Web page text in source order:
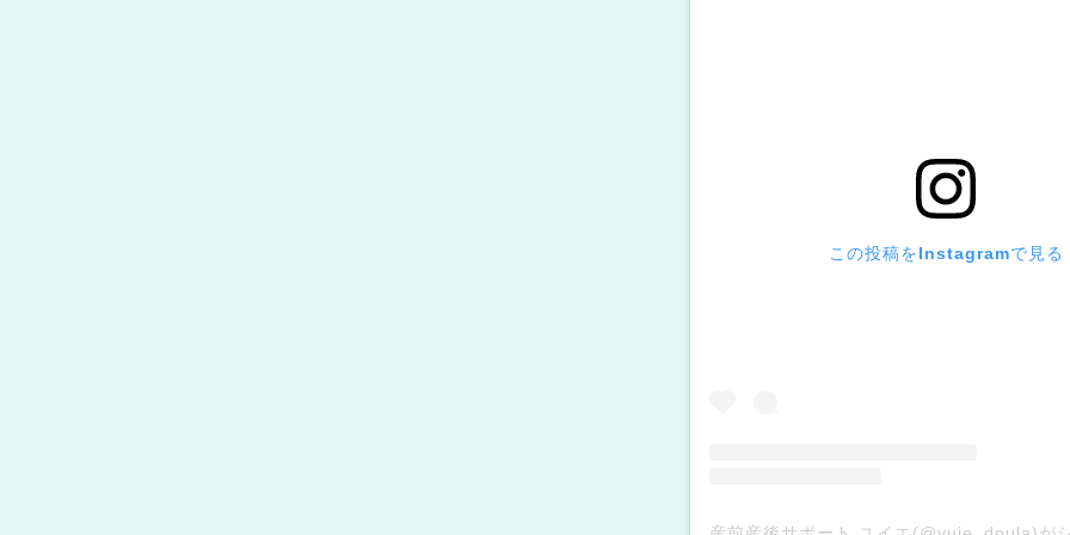
この投稿をInstagramで見る